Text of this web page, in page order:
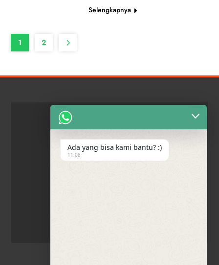
Selengkapnya
1 2
Ada yang bisa kami bantu? :)
11:08